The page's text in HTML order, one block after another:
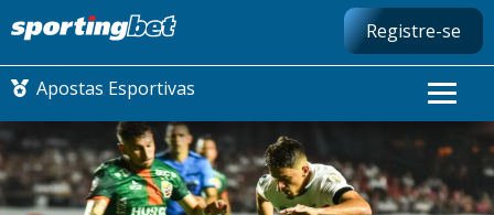
Registre-se
Apostas Esportivas
CONMEBOL LIBERTADORES